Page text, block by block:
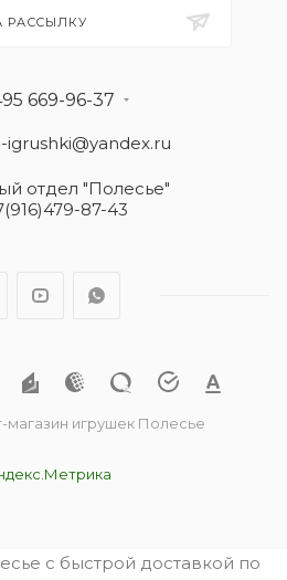
РАССЫЛКУ
669-96-37
igrushki@yandex.ru
отдел "Полесье"
87-43
магазин игрушек Полесье
с быстрой доставкой по